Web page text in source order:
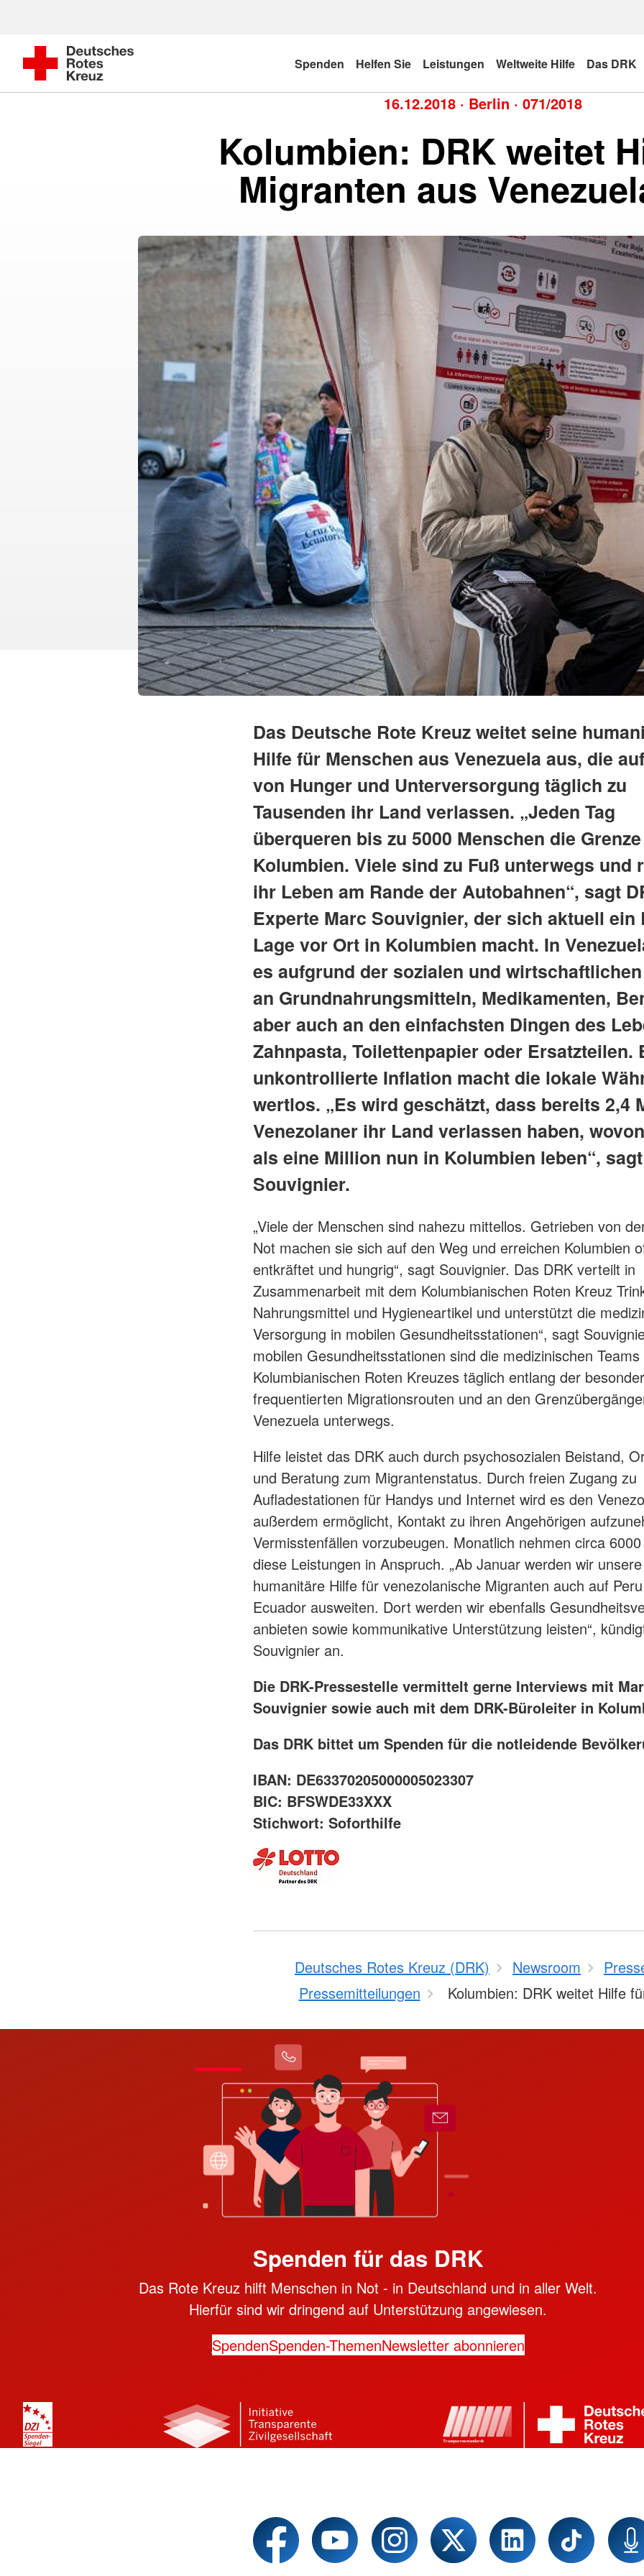
Spenden Helfen Sie Leistungen Weltweite Hilfe Das DRK
16.12.2018 · Berlin · 071/2018
Kolumbien: DRK weitet
Migranten aus
Das Deutsche Rote Kreuz weitet seine
Hilfe für Menschen aus Venezuela aus, die
von Hunger und Unterversorgung täglich zu
Tausenden ihr Land verlassen. „Jeden Tag
überqueren bis zu 5000 Menschen die
Kolumbien. Viele sind zu Fuß unterwegs und
ihr Leben am Rande der Autobahnen“, sagt
Experte Marc Souvignier, der sich aktuell ein
Lage vor Ort in Kolumbien macht. In
es aufgrund der sozialen und
an Grundnahrungsmitteln, Medikamenten,
aber auch an den einfachsten Dingen des
Zahnpasta, Toilettenpapier oder Ersatzteilen.
unkontrollierte Inflation macht die lokale
wertlos. „Es wird geschätzt, dass bereits 2,4
Venezolaner ihr Land verlassen haben,
als eine Million nun in Kolumbien leben“, sagt
Souvignier.
„Viele der Menschen sind nahezu mittellos. Getrieben von
Not machen sie sich auf den Weg und erreichen Kolumbien
entkräftet und hungrig“, sagt Souvignier. Das DRK verteilt in
Zusammenarbeit mit dem Kolumbianischen Roten Kreuz
Nahrungsmittel und Hygieneartikel und unterstützt die
Versorgung in mobilen Gesundheitsstationen“, sagt
mobilen Gesundheitsstationen sind die medizinischen
Kolumbianischen Roten Kreuzes täglich entlang der
frequentierten Migrationsrouten und an den
Venezuela unterwegs.
Hilfe leistet das DRK auch durch psychosozialen Beistand,
und Beratung zum Migrantenstatus. Durch freien Zugang zu
Aufladestationen für Handys und Internet wird es den
außerdem ermöglicht, Kontakt zu ihren Angehörigen
Vermisstenfällen vorzubeugen. Monatlich nehmen circa
diese Leistungen in Anspruch. „Ab Januar werden wir unsere
humanitäre Hilfe für venezolanische Migranten auch auf
Ecuador ausweiten. Dort werden wir ebenfalls
anbieten sowie kommunikative Unterstützung leisten“,
Souvignier an.
Die DRK-Pressestelle vermittelt gerne Interviews mit
Souvignier sowie auch mit dem DRK-Büroleiter in
Das DRK bittet um Spenden für die notleidende
IBAN: DE63370205000005023307
BIC: BFSWDE33XXX
Stichwort: Soforthilfe
Deutsches Rotes Kreuz (DRK) Newsroom
Pressemitteilungen
Kolumbien: DRK weitet Hilfe
Spenden für das DRK
Das Rote Kreuz hilft Menschen in Not - in Deutschland und in aller Welt.
Hierfür sind wir dringend auf Unterstützung angewiesen.
SpendenSpenden-ThemenNewsletter abonnieren